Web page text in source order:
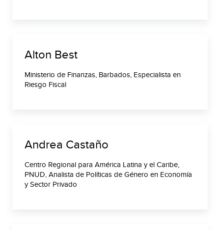
Alton Best
Ministerio de Finanzas, Barbados, Especialista en
Riesgo Fiscal
Andrea Castaño
Centro Regional para América Latina y el Caribe,
PNUD, Analista de Políticas de Género en Economía
y Sector Privado